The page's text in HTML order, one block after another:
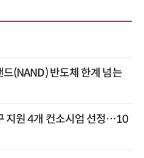
(NAND) 반도체 한계 넘는
지원 4개 컨소시엄 선정…10